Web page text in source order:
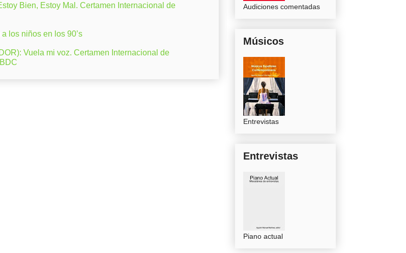
Bien, Estoy Mal. Certamen Internacional de
los niños en los 90’s
Vuela mi voz. Certamen Internacional de
Audiciones comentadas
Músicos
Entrevistas
Entrevistas
Piano actual